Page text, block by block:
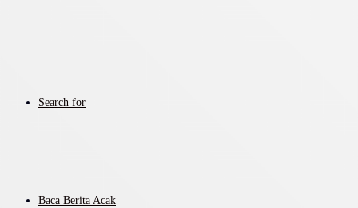
Search for
Baca Berita Acak